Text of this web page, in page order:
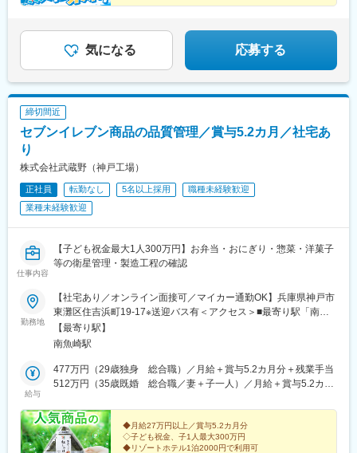
気になる 応募する
締切間近
セブンイレブン商品の品質管理／賞与5.2カ月／社宅あ
り
株式会社武蔵野（神戸工場）
正社員 転勤なし 5名以上採用
職種未経験歓迎
業種未経験歓迎
仕事内容
【子ども祝金最大1人300万円】お弁当・おにぎり・惣菜・洋菓子
等の衛星管理・製造工程の確認
勤務地
【社宅あり／オンライン面接可／マイカー通勤OK】兵庫県神戸市
東灘区住吉浜町19-17※送迎バス有＜アクセス＞■最寄り駅「南魚
崎」駅■阪急「御影」駅・阪神「御影」駅・JR「住吉」駅より社
員専用送迎バスあり＼U・IターンOK！借り上げ社宅制度／家賃の
き物件も可能なので、少ない初期費用で新生活をスタートできま
す。もちろん、U・Iターンも大歓迎です！※受動喫煙対策あり
【最寄り駅】
南魚崎駅
給与
477万円（29歳独身 総合職）／月給＋賞与5.2カ月分＋残業手当
512万円（35歳既婚 総合職／妻＋子一人）／月給＋賞与5.2カ月
◆月給27万円以上／賞与5.2カ月分
◇子ども祝金、子1人最大300万円
◆リゾートホテル1泊2000円で利用可